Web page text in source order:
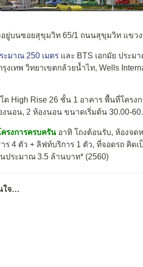
อยู่บนซอยสุขุมวิท 65/1 ถนนสุขุมวิท แขวง
ะมาณ 250 เมตร และ BTS เอกมัย ประม
งเทพ วิทยาเขตกล้วยน้ำไท, Wells
ด High Rise 26 ชั้น 1 อาคาร พื้นที่โครง
นอน, 2 ห้องนอน ขนาดเริ่มต้น 30.00-
รงการครบครัน อาทิ โถงต้อนรับ, ห้องจด
4 ตัว + ลิฟท์บริการ 1 ตัว, ที่จอดรถ คิด
ประมาณ 3.5 ล้านบาท* (2560)
ใจ…